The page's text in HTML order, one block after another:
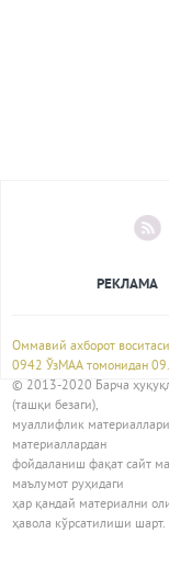
РЕКЛАМА
Оммавий ахборот
0942 ЎзМАА томонидан
© 2013-2020 Барча
(ташқи безаги),
муаллифлик
материаллардан
фойдаланиш фақат сайт
маълумот руҳидаги
ҳар қандай материални
ҳавола кўрсатилиши шарт.